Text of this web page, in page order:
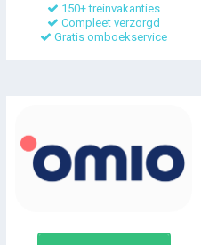
150+ treinvakanties
Compleet verzorgd
Gratis omboekservice